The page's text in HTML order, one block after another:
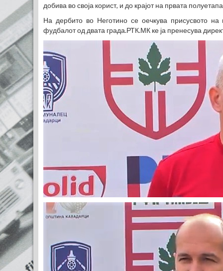
добива во своја корист, и до крајот на првата
На дербито во Неготино се оечкува присусвото
фудбалот од двата града.РТК.МК ке ја пренесува